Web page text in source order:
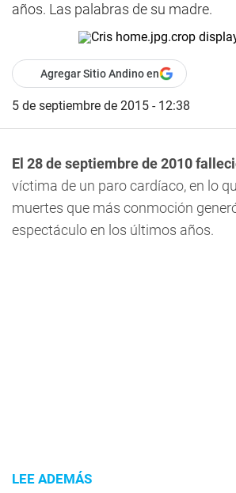
años. Las palabras de su madre.
Agregar Sitio Andino en
5 de septiembre de 2015 - 12:38
El 28 de septiembre de 2010
víctima de un paro cardíaco, en lo
muertes que más conmoción
espectáculo en los últimos años.
LEE ADEMÁS